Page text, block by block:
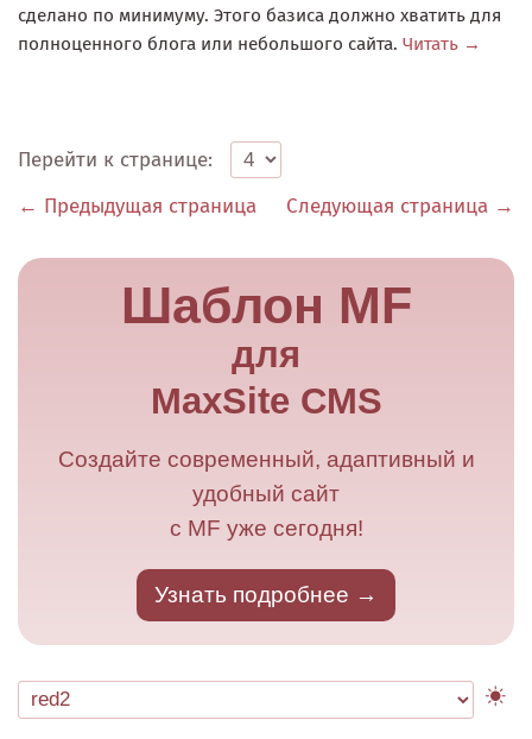
сделано по минимуму. Этого базиса должно хватить для
полноценного блога или небольшого сайта. Читать
Перейти к странице:
← Предыдущая страница
Следующая страница →
Шаблон MF
для
MaxSite CMS
Создайте современный, адаптивный и
удобный сайт
с MF уже сегодня!
Узнать подробнее